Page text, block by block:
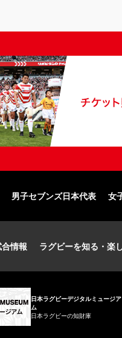
男子セブンズ日本代表 女
情報 ラグビーを知る・楽
日本ラグビーデジタルミュージア
ム
日本ラグビーの知財庫